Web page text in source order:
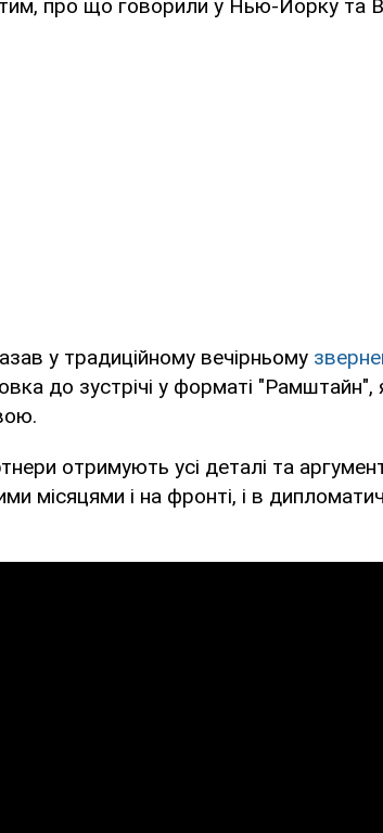
про що говорили у Нью-Йорку та
у традиційному вечірньому
до зустрічі у форматі "Рамштайн",
отримують усі деталі та
місяцями і на фронті, і в